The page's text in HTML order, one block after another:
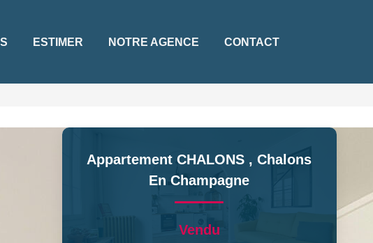
ESTIMER NOTRE AGENCE CONTACT
Appartement CHALONS ,Chalons
En Champagne
Vendu